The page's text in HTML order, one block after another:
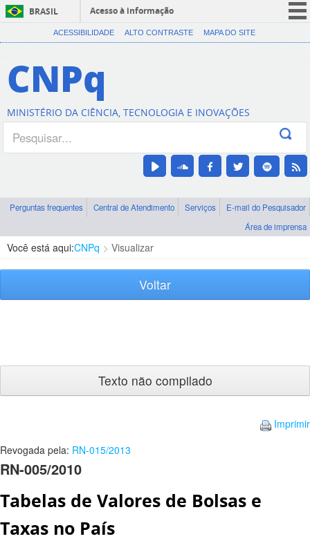
BRASIL
Acesso à informação
CORONAVÍRUS (COVID-19)
Canais
ACESSIBILIDADE ALTO CONTRASTE MAPA DO SITE
CNPq
MINISTÉRIO DA CIÊNCIA, TECNOLOGIA E INOVAÇÕES
Perguntas frequentes Central de Atendimento Serviços
E-mail do Pesquisador
Área de imprensa
Você está aqui:CNPq Visualizar
Voltar
Texto não compilado
Imprimir
Revogada pela: RN-015/2013
RN-005/2010
Tabelas de Valores de Bolsas e
Taxas no País